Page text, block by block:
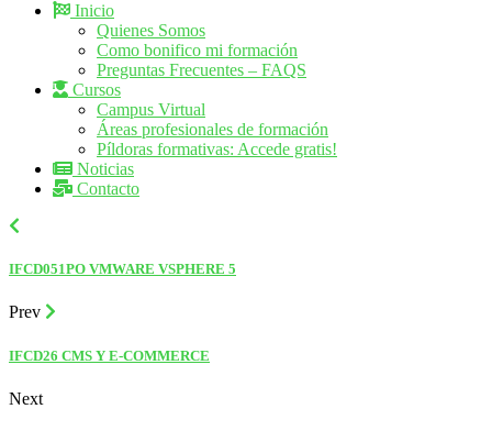
Inicio
Quienes Somos
Como bonifico mi formación
Preguntas Frecuentes – FAQS
Cursos
Campus Virtual
Áreas profesionales de formación
Píldoras formativas: Accede gratis!
Noticias
Contacto
IFCD051PO VMWARE VSPHERE 5
Prev
IFCD26 CMS Y E-COMMERCE
Next